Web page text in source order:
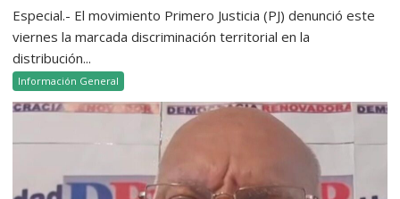
Especial.- El movimiento Primero Justicia (PJ) denunció este
viernes la marcada discriminación territorial en la
distribución...
Información General